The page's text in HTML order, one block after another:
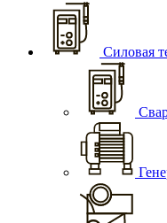
Силовая